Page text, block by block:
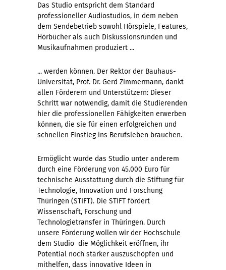
Das Studio entspricht dem Standard
professioneller Audiostudios, in dem neben
dem Sendebetrieb sowohl Hörspiele, Features,
Hörbücher als auch Diskussionsrunden und
Musikaufnahmen produziert ...
... werden können. Der Rektor der Bauhaus-
Universität, Prof. Dr. Gerd Zimmermann, dankt
allen Förderern und Unterstützern: Dieser
Schritt war notwendig, damit die Studierenden
hier die professionellen Fähigkeiten erwerben
können, die sie für einen erfolgreichen und
schnellen Einstieg ins Berufsleben brauchen.
Ermöglicht wurde das Studio unter anderem
durch eine Förderung von 45.000 Euro für
technische Ausstattung durch die Stiftung für
Technologie, Innovation und Forschung
Thüringen (STIFT). Die STIFT fördert
Wissenschaft, Forschung und
Technologietransfer in Thüringen. Durch
unsere Förderung wollen wir der Hochschule 
dem Studio  die Möglichkeit eröffnen, ihr
Potential noch stärker auszuschöpfen und
mithelfen, dass innovative Ideen in